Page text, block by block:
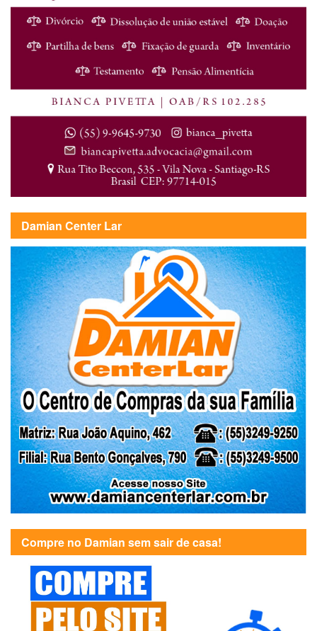
Damian Center Lar
Compre no Damian sem sair de casa!